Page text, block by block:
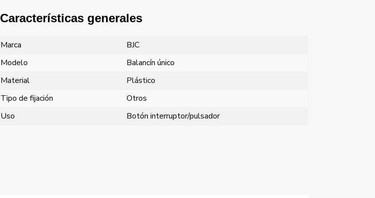
Características generales
Marca
BJC
Modelo
Balancín único
Material
Plástico
Tipo de fijación
Otros
Uso
Botón interruptor/pulsador